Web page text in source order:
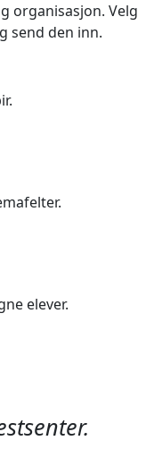
organisasjon. Velg
send den inn.
elever.